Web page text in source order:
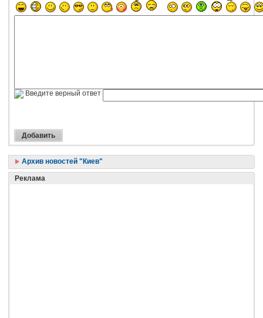
Введите верный ответ
Архив новостей "Киев"
Реклама